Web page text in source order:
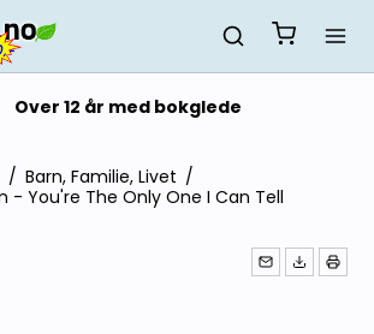
Over 12 år med bokglede
/ Barn, Familie, Livet /
- You're The Only One I Can Tell